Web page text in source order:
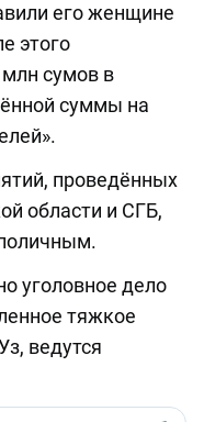
его женщине
этого
сумов в
суммы на
проведённых
области и СГБ,
уголовное дело
тяжкое
ведутся